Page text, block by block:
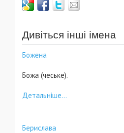
Дивіться інші імена
Божена
Божа (чеське).
Детальніше...
Берислава